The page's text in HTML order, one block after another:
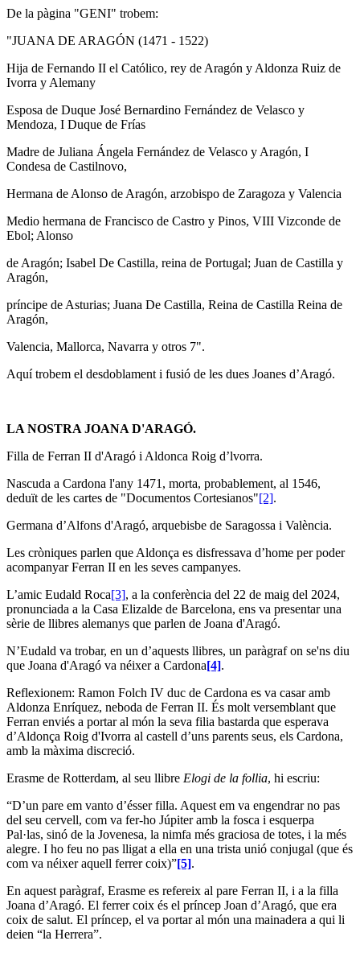
De la pàgina "GENI" trobem:
"JUANA DE ARAGÓN (1471 - 1522)
Hija de Fernando II el Católico, rey de Aragón y Aldonza Ruiz de
Ivorra y Alemany
Esposa de Duque José Bernardino Fernández de Velasco y
Mendoza, I Duque de Frías
Madre de Juliana Ángela Fernández de Velasco y Aragón, I
Condesa de Castilnovo,
Hermana de Alonso de Aragón, arzobispo de Zaragoza y Valencia
Medio hermana de Francisco de Castro y Pinos, VIII Vizconde de
Ebol; Alonso
de Aragón; Isabel De Castilla, reina de Portugal; Juan de Castilla y
Aragón,
príncipe de Asturias; Juana De Castilla, Reina de Castilla Reina de
Aragón,
Valencia, Mallorca, Navarra y otros 7".
Aquí trobem el desdoblament i fusió de les dues Joanes d’Aragó.
LA NOSTRA JOANA D'ARAGÓ.
Filla de Ferran II d'Aragó i Aldonca Roig d’lvorra.
Nascuda a Cardona l'any 1471, morta, probablement, al 1546,
deduït de les cartes de "Documentos Cortesianos"[2].
Germana d’Alfons d'Aragó, arquebisbe de Saragossa i València.
Les cròniques parlen que Aldonça es disfressava d’home per poder
acompanyar Ferran II en les seves campanyes.
L’amic Eudald Roca[3], a la conferència del 22 de maig del 2024,
pronunciada a la Casa Elizalde de Barcelona, ens va presentar una
sèrie de llibres alemanys que parlen de Joana d'Aragó.
N’Eudald va trobar, en un d’aquests llibres, un paràgraf on se'ns diu
que Joana d'Aragó va néixer a Cardona[4].
Reflexionem: Ramon Folch IV duc de Cardona es va casar amb
Aldonza Enríquez, neboda de Ferran II. És molt versemblant que
Ferran enviés a portar al món la seva filia bastarda que esperava
d’Aldonça Roig d'Ivorra al castell d’uns parents seus, els Cardona,
amb la màxima discreció.
Erasme de Rotterdam, al seu llibre Elogi de la follia, hi escriu:
“D’un pare em vanto d’ésser filla. Aquest em va engendrar no pas
del seu cervell, com va fer-ho Júpiter amb la fosca i esquerpa
Pal·las, sinó de la Jovenesa, la nimfa més graciosa de totes, i la més
alegre. I ho feu no pas lligat a ella en una trista unió conjugal (que és
com va néixer aquell ferrer coix)”[5].
En aquest paràgraf, Erasme es refereix al pare Ferran II, i a la filla
Joana d’Aragó. El ferrer coix és el príncep Joan d’Aragó, que era
coix de salut. El príncep, el va portar al món una mainadera a qui li
deien “la Herrera”.